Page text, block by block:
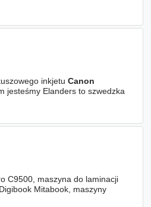
inkjetu Canon
jesteśmy Elanders to szwedzka
C9500, maszyna do laminacji
Mitabook, maszyny